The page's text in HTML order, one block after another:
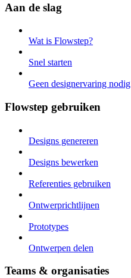
Aan de slag
Wat is Flowstep?
Snel starten
Geen designervaring nodig
Flowstep gebruiken
Designs genereren
Designs bewerken
Referenties gebruiken
Ontwerprichtlijnen
Prototypes
Ontwerpen delen
Teams & organisaties